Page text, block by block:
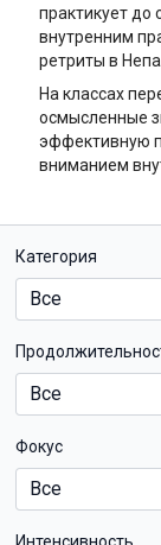
практикует до
внутренним
ретриты в
На классах
осмысленные
эффективную
вниманием
Категория
Фокус